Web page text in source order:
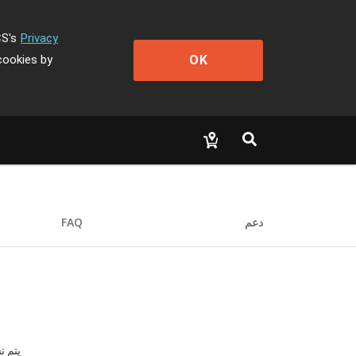
Privacy
by
OK
FAQ دعم
يتم